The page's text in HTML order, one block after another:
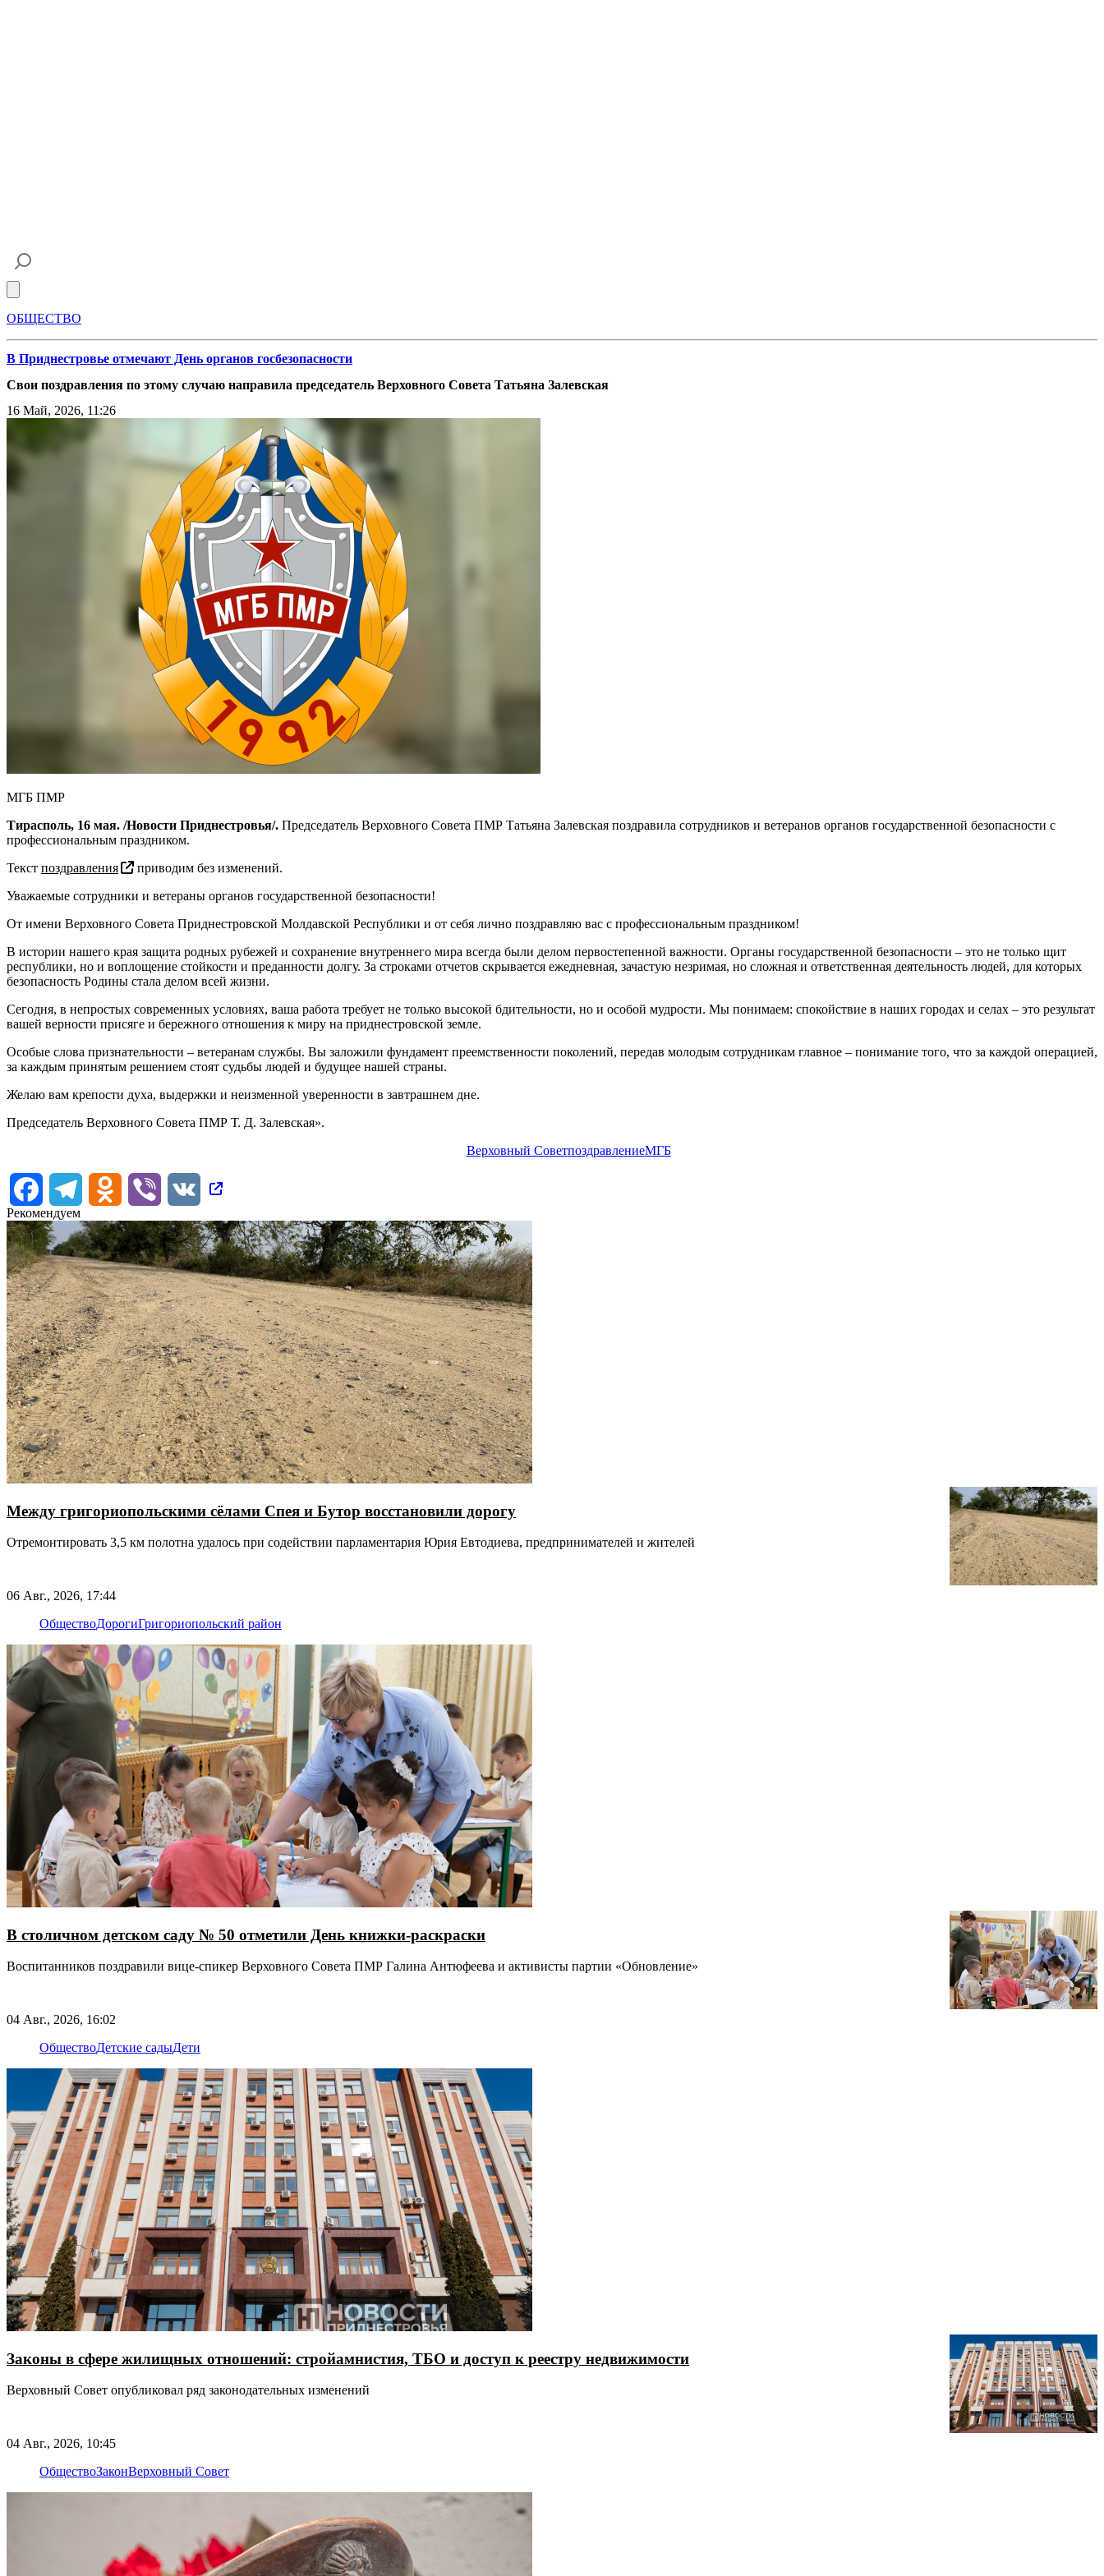
ОБЩЕСТВО
В Приднестровье отмечают День органов госбезопасности
Свои поздравления по этому случаю направила председатель Верховного Совета Татьяна Залевская
16 Май, 2026, 11:26
МГБ ПМР
Тирасполь, 16 мая. /Новости Приднестровья/. Председатель Верховного Совета ПМР Татьяна Залевская поздравила сотрудников и ветеранов органов государственной безопасности с
профессиональным праздником.
Текст поздравления
приводим без изменений.
Уважаемые сотрудники и ветераны органов государственной безопасности!
От имени Верховного Совета Приднестровской Молдавской Республики и от себя лично поздравляю вас с профессиональным праздником!
В истории нашего края защита родных рубежей и сохранение внутреннего мира всегда были делом первостепенной важности. Органы государственной безопасности – это не только щит
республики, но и воплощение стойкости и преданности долгу. За строками отчетов скрывается ежедневная, зачастую незримая, но сложная и ответственная деятельность людей, для которых
безопасность Родины стала делом всей жизни.
Сегодня, в непростых современных условиях, ваша работа требует не только высокой бдительности, но и особой мудрости. Мы понимаем: спокойствие в наших городах и селах – это результат
вашей верности присяге и бережного отношения к миру на приднестровской земле.
Особые слова признательности – ветеранам службы. Вы заложили фундамент преемственности поколений, передав молодым сотрудникам главное – понимание того, что за каждой операцией,
за каждым принятым решением стоят судьбы людей и будущее нашей страны.
Желаю вам крепости духа, выдержки и неизменной уверенности в завтрашнем дне.
Председатель Верховного Совета ПМР Т. Д. Залевская».
Верховный СоветпоздравлениеМГБ
FacebookTelegram Odnoklassniki
Viber
VK
Рекомендуем
Между григориопольскими сёлами Спея и Бутор восстановили дорогу
Отремонтировать 3,5 км полотна удалось при содействии парламентария Юрия Евтодиева, предпринимателей и жителей
06 Авг., 2026, 17:44
ОбществоДорогиГригориопольский район
В столичном детском саду № 50 отметили День книжки-раскраски
Воспитанников поздравили вице-спикер Верховного Совета ПМР Галина Антюфеева и активисты партии «Обновление»
04 Авг., 2026, 16:02
ОбществоДетские садыДети
Законы в сфере жилищных отношений: стройамнистия, ТБО и доступ к реестру недвижимости
Верховный Совет опубликовал ряд законодательных изменений
04 Авг., 2026, 10:45
ОбществоЗаконВерховный Совет